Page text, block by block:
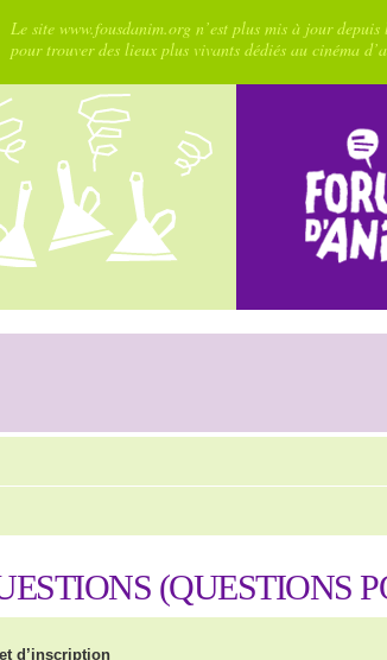
Le site www.fousdanim.org n’est plus mis à jour
pour trouver des lieux plus vivants dédiés au cinéma
(QUESTIONS
d’inscription